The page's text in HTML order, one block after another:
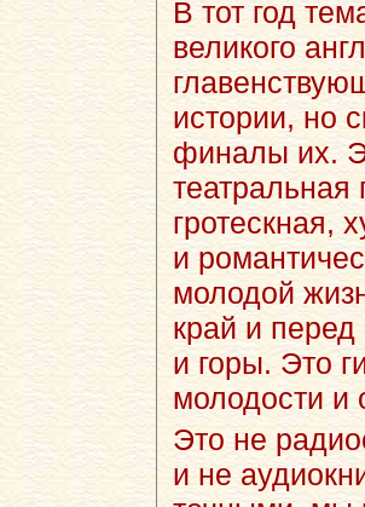
В тот год
великого
истории, но
финалы их.
театральная
гротескная,
и
молодой
край и перед
и горы. Это
молодости и
Это не
и не